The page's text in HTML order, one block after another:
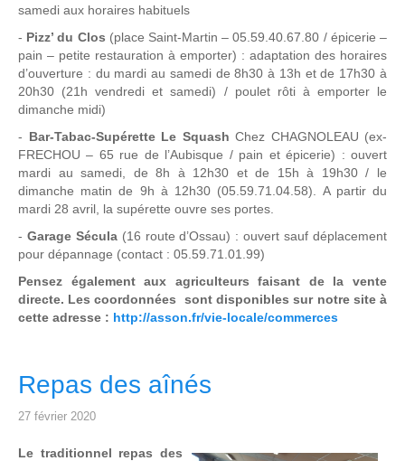
samedi aux horaires habituels
- Pizz’ du Clos (place Saint-Martin – 05.59.40.67.80 / épicerie –
pain – petite restauration à emporter) : adaptation des horaires
d’ouverture : du mardi au samedi de 8h30 à 13h et de 17h30 à
20h30 (21h vendredi et samedi) / poulet rôti à emporter le
dimanche midi)
- Bar-Tabac-Supérette Le Squash Chez CHAGNOLEAU (ex-
FRECHOU – 65 rue de l’Aubisque / pain et épicerie) : ouvert
mardi au samedi, de 8h à 12h30 et de 15h à 19h30 / le
dimanche matin de 9h à 12h30 (05.59.71.04.58). A partir du
mardi 28 avril, la supérette ouvre ses portes.
- Garage Sécula(16 route d’Ossau) : ouvert sauf déplacement
pour dépannage (contact : 05.59.71.01.99)
Pensez également aux agriculteurs faisant de la vente
directe. Les coordonnées sont disponibles sur notre site à
cette adresse : http://asson.fr/vie-locale/commerces
Repas des aînés
27 février 2020
Le traditionnel repas des